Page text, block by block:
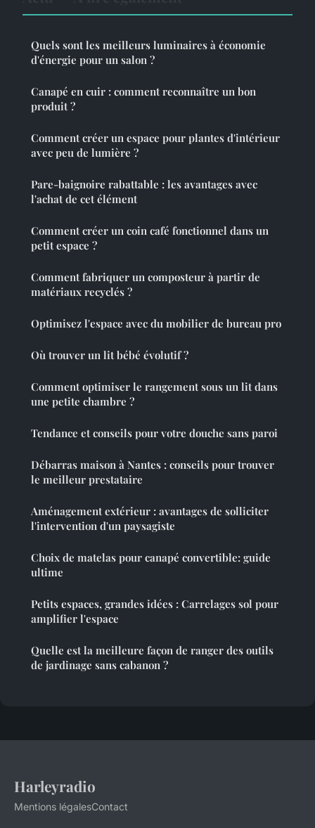
Quels sont les meilleurs luminaires à économie
d'énergie pour un salon ?
Canapé en cuir : comment reconnaître un bon
produit ?
Comment créer un espace pour plantes d'intérieur
avec peu de lumière ?
Pare-baignoire rabattable : les avantages avec
l'achat de cet élément
Comment créer un coin café fonctionnel dans un
petit espace ?
Comment fabriquer un composteur à partir de
matériaux recyclés ?
Optimisez l'espace avec du mobilier de bureau pro
Où trouver un lit bébé évolutif ?
Comment optimiser le rangement sous un lit dans
une petite chambre ?
Tendance et conseils pour votre douche sans paroi
Débarras maison à Nantes : conseils pour trouver
le meilleur prestataire
Aménagement extérieur : avantages de solliciter
l'intervention d'un paysagiste
Choix de matelas pour canapé convertible: guide
ultime
Petits espaces, grandes idées : Carrelages sol pour
amplifier l'espace
Quelle est la meilleure façon de ranger des outils
de jardinage sans cabanon ?
Harleyradio
Mentions légalesContact